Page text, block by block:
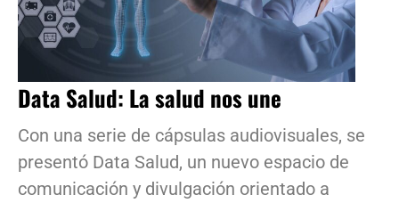
Data Salud: La salud nos une
Con una serie de cápsulas audiovisuales, se
presentó Data Salud, un nuevo espacio de
comunicación y divulgación orientado a